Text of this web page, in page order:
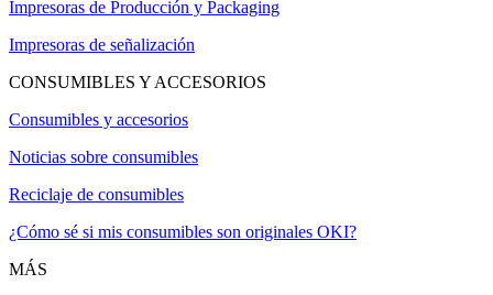
Impresoras de Producción y Packaging
Impresoras de señalización
CONSUMIBLES Y ACCESORIOS
Consumibles y accesorios
Noticias sobre consumibles
Reciclaje de consumibles
¿Cómo sé si mis consumibles son originales OKI?
MÁS